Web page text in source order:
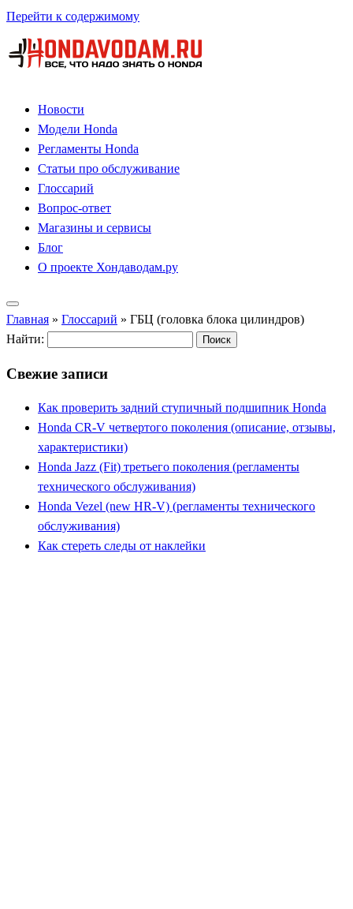
Перейти к содержимому
Новости
Модели Honda
Регламенты Honda
Статьи про обслуживание
Глоссарий
Вопрос-ответ
Магазины и сервисы
Блог
О проекте Хондаводам.ру
Главная » Глоссарий » ГБЦ (головка блока цилиндров)
Найти:
Свежие записи
Как проверить задний ступичный подшипник Honda
Honda CR-V четвертого поколения (описание, отзывы,
характеристики)
Honda Jazz (Fit) третьего поколения (регламенты
технического обслуживания)
Honda Vezel (new HR-V) (регламенты технического
обслуживания)
Как стереть следы от наклейки